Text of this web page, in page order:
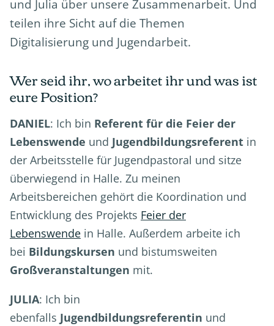
und Julia über unsere Zusammenarbeit. Und
teilen ihre Sicht auf die Themen
Digitalisierung und Jugendarbeit.
Wer seid ihr, wo arbeitet ihr und was ist
eure Position?
DANIEL: Ich bin Referent für die Feier der
Lebenswende und Jugendbildungsreferent in
der Arbeitsstelle für Jugendpastoral und sitze
überwiegend in Halle. Zu meinen
Arbeitsbereichen gehört die Koordination und
Entwicklung des Projekts Feier der
Lebenswende in Halle. Außerdem arbeite ich
bei Bildungskursen und bistumsweiten
Großveranstaltungen mit.
JULIA: Ich bin
ebenfalls Jugendbildungsreferentin und